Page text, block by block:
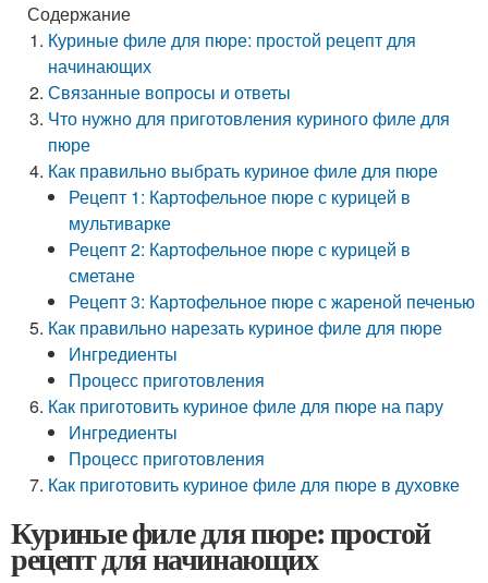
Содержание
Куриные филе для пюре: простой рецепт для
начинающих
Связанные вопросы и ответы
Что нужно для приготовления куриного филе для
пюре
Как правильно выбрать куриное филе для пюре
Рецепт 1: Картофельное пюре с курицей в
мультиварке
Рецепт 2: Картофельное пюре с курицей в
сметане
Рецепт 3: Картофельное пюре с жареной печенью
Как правильно нарезать куриное филе для пюре
Ингредиенты
Процесс приготовления
Как приготовить куриное филе для пюре на пару
Ингредиенты
Процесс приготовления
Как приготовить куриное филе для пюре в духовке
Куриные филе для пюре: простой
рецепт для начинающих